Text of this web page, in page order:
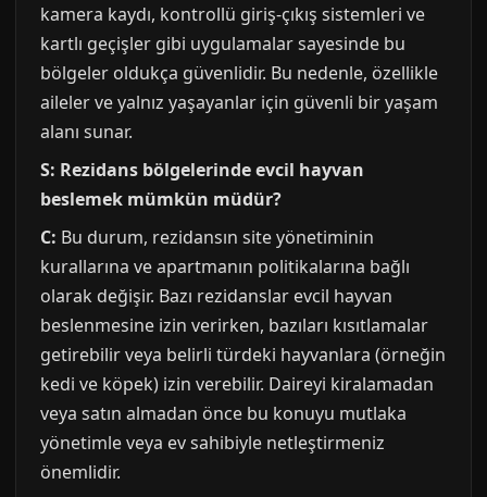
kamera kaydı, kontrollü giriş-çıkış sistemleri ve
kartlı geçişler gibi uygulamalar sayesinde bu
bölgeler oldukça güvenlidir. Bu nedenle, özellikle
aileler ve yalnız yaşayanlar için güvenli bir yaşam
alanı sunar.
S: Rezidans bölgelerinde evcil hayvan
beslemek mümkün müdür?
C: Bu durum, rezidansın site yönetiminin
kurallarına ve apartmanın politikalarına bağlı
olarak değişir. Bazı rezidanslar evcil hayvan
beslenmesine izin verirken, bazıları kısıtlamalar
getirebilir veya belirli türdeki hayvanlara (örneğin
kedi ve köpek) izin verebilir. Daireyi kiralamadan
veya satın almadan önce bu konuyu mutlaka
yönetimle veya ev sahibiyle netleştirmeniz
önemlidir.